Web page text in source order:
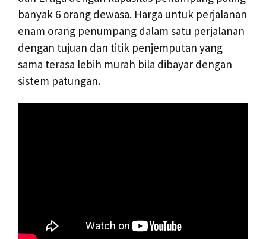
banyak 6 orang dewasa. Harga untuk perjalanan
enam orang penumpang dalam satu perjalanan
dengan tujuan dan titik penjemputan yang
sama terasa lebih murah bila dibayar dengan
sistem patungan.